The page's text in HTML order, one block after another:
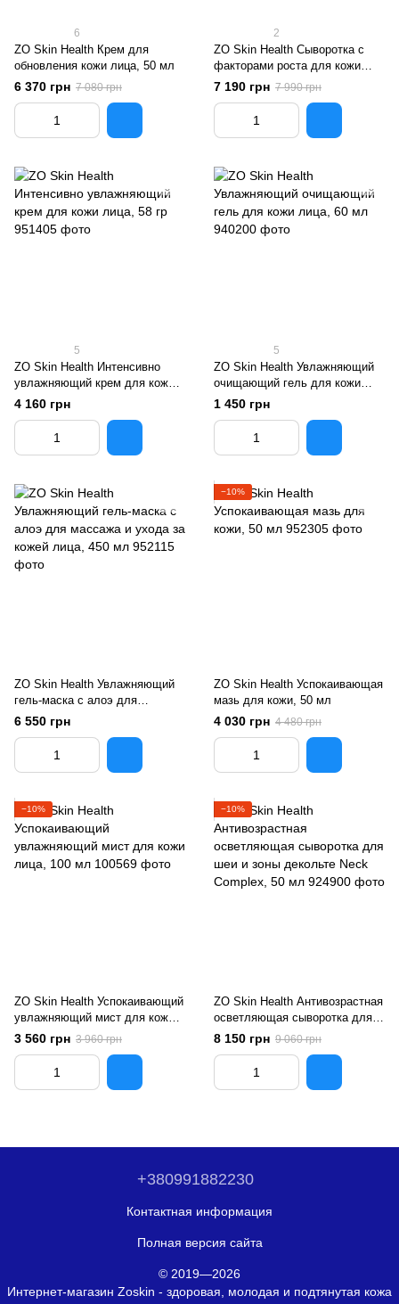
6
ZO Skin Health Крем для
обновления кожи лица, 50 мл
6 370 грн 7 080 грн
2
ZO Skin Health Сыворотка с
факторами роста для кожи
вокруг глаз, 15 мл
7 190 грн 7 990 грн
5
ZO Skin Health Интенсивно
увлажняющий крем для кожи
лица, 58 гр
4 160 грн
5
ZO Skin Health Увлажняющий
очищающий гель для кожи
лица, 60 мл
1 450 грн
ZO Skin Health Увлажняющий
гель-маска с алоэ для
массажа и ухода за кожей
лица, 450 мл
6 550 грн
−10%
ZO Skin Health Успокаивающая
мазь для кожи, 50 мл
4 030 грн 4 480 грн
−10%
ZO Skin Health Успокаивающий
увлажняющий мист для кожи
лица, 100 мл
3 560 грн 3 960 грн
−10%
ZO Skin Health Антивозрастная
осветляющая сыворотка для
шеи и зоны декольте Neck
Complex, 50 мл
8 150 грн 9 060 грн
+380991882230
Контактная информация
Полная версия сайта
© 2019—2026
Интернет-магазин Zoskin - здоровая, молодая и подтянутая кожа